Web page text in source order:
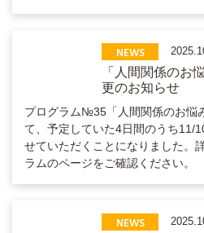
NEWS
「人間関係のお
更のお知らせ
プログラム№35「人間関係のお悩
て、予定していた4日間のうち11/
せていただくことになりました。
ラムのページをご確認ください。
NEWS